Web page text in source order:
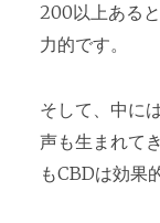
200以上ある
力的です。
そして、中に
声も生まれて
もCBDは効果